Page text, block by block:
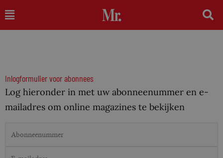
naar
Main
Menu
Inlogformulier voor abonnees
Log hieronder in met uw abonneenummer en e-
mailadres om online magazines te bekijken